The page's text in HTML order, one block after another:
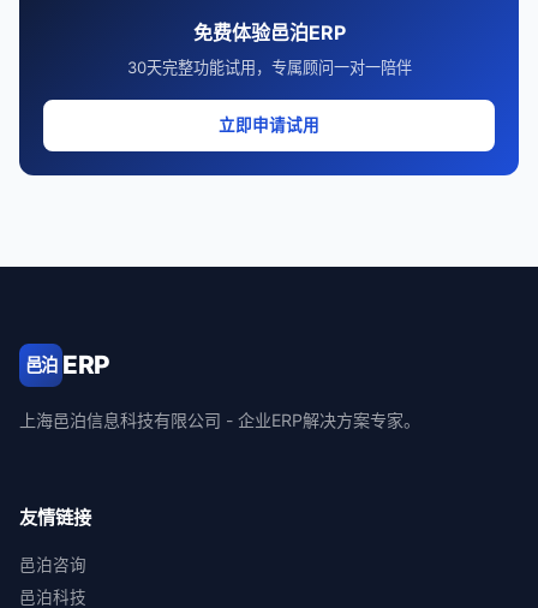
免费体验邑泊ERP
30天完整功能试用，专属顾问一对一陪伴
立即申请试用
邑泊 ERP
上海邑泊信息科技有限公司 - 企业ERP解决方案专家。
友情链接
邑泊咨询
邑泊科技